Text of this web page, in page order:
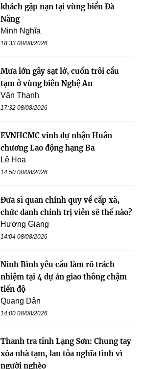
khách gặp nạn tại vùng biển Đà
Nẵng
Minh Nghĩa
18:33 08/08/2026
Mưa lớn gây sạt lở, cuốn trôi cầu
tạm ở vùng biên Nghệ An
Văn Thanh
17:32 08/08/2026
EVNHCMC vinh dự nhận Huân
chương Lao động hạng Ba
Lê Hoa
14:50 08/08/2026
Đưa sĩ quan chính quy về cấp xã,
chức danh chính trị viên sẽ thế nào?
Hương Giang
14:04 08/08/2026
Ninh Bình yêu cầu làm rõ trách
nhiệm tại 4 dự án giao thông chậm
tiến độ
Quang Dân
14:00 08/08/2026
Thanh tra tỉnh Lạng Sơn: Chung tay
xóa nhà tạm, lan tỏa nghĩa tình vì
người nghèo